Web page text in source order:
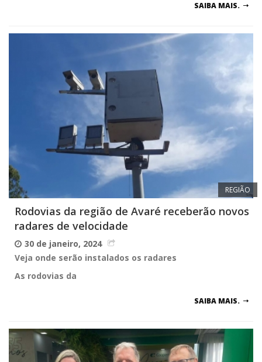
SAIBA MAIS.
REGIÃO
Rodovias da região de Avaré receberão novos
radares de velocidade
30 de janeiro, 2024
Veja onde serão instalados os radares
As rodovias da
SAIBA MAIS.